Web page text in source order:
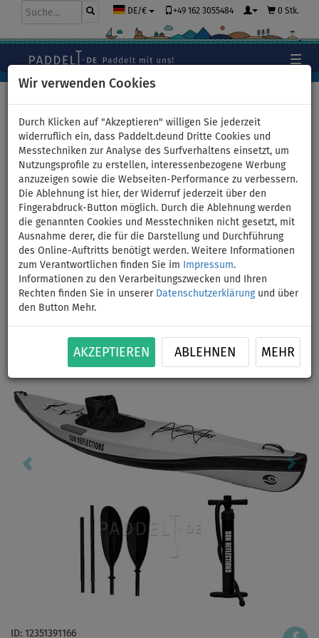
Wir verwenden Cookies
Durch Klicken auf "Akzeptieren" willigen Sie jederzeit
widerruflich ein, dass Paddelt.deund Dritte Cookies und
Messtechniken zur Analyse des Surfverhaltens einsetzt, um
Nutzungsprofile zu erstellen, interessenbezogene Werbung
anzuzeigen sowie die Webseiten-Performance zu verbessern.
Die Ablehnung ist hier, der Widerruf jederzeit über den
Fingerabdruck-Button möglich. Durch die Ablehnung werden
die genannten Cookies und Messtechniken nicht gesetzt, mit
Ausnahme derer, die für die Darstellung und Durchführung
des Online-Auftritts benötigt werden. Weitere Informationen
zum Verantwortlichen finden Sie im
Impressum.
Informationen zu den Verarbeitungszwecken und Ihren
Rechten finden Sie in unserer Datenschutzerklärungund über
den Button Mehr.
AKZEPTIEREN ABLEHNEN MEHR
DE/€ +49 162 3055484 0 Stk.
Kajak SUN REFLECTIONS FULL
DS - aufblasbares Kajak 1-
Person
PADDEL
INKL.
BIS
120 kg
VERSAND
GRATIS
Previous
ID: 12351391166